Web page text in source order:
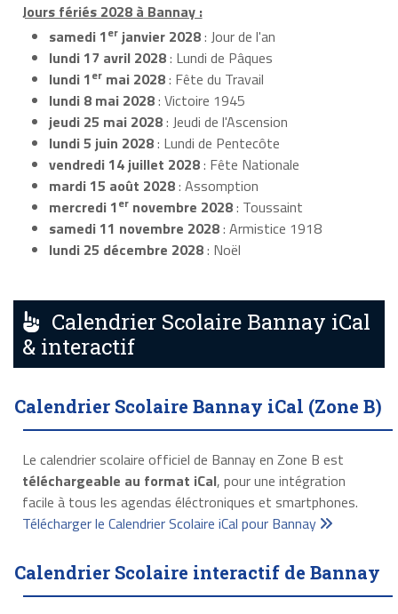
Jours fériés 2028 à Bannay :
samedi 1er janvier 2028: Jour de l'an
lundi 17 avril 2028: Lundi de Pâques
lundi 1er mai 2028: Fête du Travail
lundi 8 mai 2028: Victoire 1945
jeudi 25 mai 2028: Jeudi de l'Ascension
lundi 5 juin 2028: Lundi de Pentecôte
vendredi 14 juillet 2028: Fête Nationale
mardi 15 août 2028: Assomption
mercredi 1er novembre 2028: Toussaint
samedi 11 novembre 2028: Armistice 1918
lundi 25 décembre 2028: Noël
Calendrier Scolaire Bannay iCal
& interactif
Calendrier Scolaire Bannay iCal (Zone B)
Le calendrier scolaire officiel de Bannay en Zone B est
téléchargeable au format iCal, pour une intégration
facile à tous les agendas éléctroniques et smartphones.
Télécharger le Calendrier Scolaire iCal pour Bannay
Calendrier Scolaire interactif de Bannay